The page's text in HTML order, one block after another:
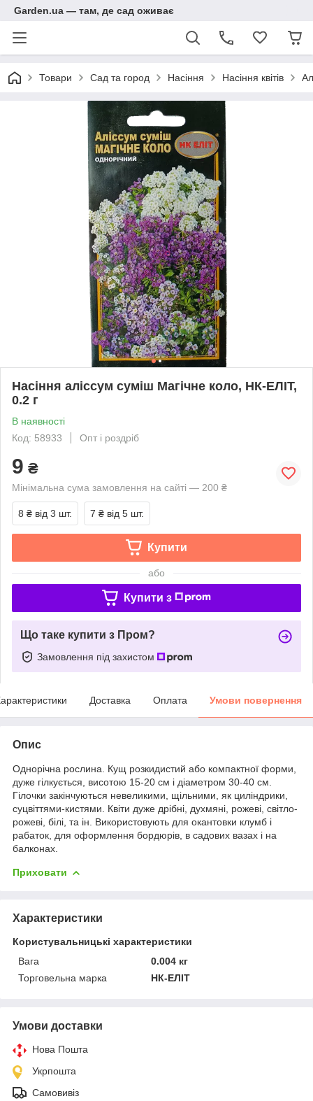
Garden.ua — там, де сад оживає
Товари Сад та город Насіння Насіння квітів
Насіння аліссум суміш Магічне коло, НК-ЕЛІТ,
0.2 г
В наявності
Код: 58933
Опт і роздріб
9 ₴
Мінімальна сума замовлення на сайті — 200 ₴
8 ₴ від 3 шт. 7 ₴ від 5 шт.
Купити
або
Купити з
Що таке купити з Пром?
Замовлення під захистом
Доставка Оплата Умови повернення
Опис
Однорічна рослина. Кущ розкидистий або компактної форми,
дуже гілкується, висотою 15-20 см і діаметром 30-40 см.
Гілочки закінчуються невеликими, щільними, як циліндрики,
суцвіттями-кистями. Квіти дуже дрібні, духмяні, рожеві, світло-
рожеві, білі, та ін. Використовують для окантовки клумб і
рабаток, для оформлення бордюрів, в садових вазах і на
балконах.
Приховати
Характеристики
Користувальницькі характеристики
Вага
0.004 кг
Торговельна марка
НК-ЕЛІТ
Умови доставки
Нова Пошта
Укрпошта
Самовивіз